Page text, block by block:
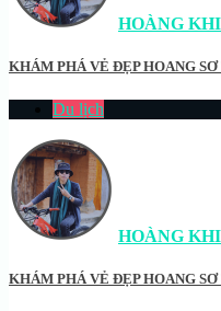
HOÀNG
KHÁM PHÁ VẺ ĐẸP HOANG
Du lịch
HOÀNG
KHÁM PHÁ VẺ ĐẸP HOANG